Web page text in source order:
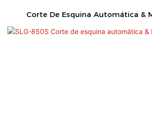
Corte De Esquina Automática &